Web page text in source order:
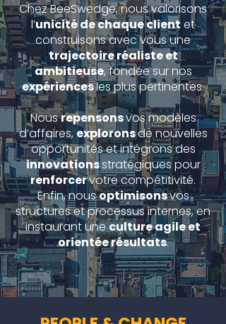
Chez BeeSwedge, nous valorisons
l’unicité de chaque clientet
construisons avec vous une
trajectoire réaliste et
ambitieuse, fondée sur nos
expériencesles plus pertinentes.
Nousrepensonsvos modèles
d’affaires,exploronsde nouvelles
opportunités et intégrons des
innovationsstratégiques pour
renforcervotre compétitivité.
Enfin, nousoptimisonsvos
structures et processus internes, en
instaurant uneculture agile et
orientée résultats.